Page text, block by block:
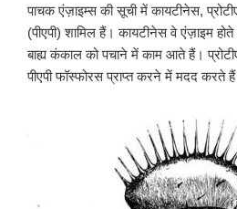
पाचक एंज़ाइम्स की सूची में कायटीनेस,
(पीएपी) शामिल हैं। कायटीनेस वे एंज़ाइम
बाह्य कंकाल को पचाने में काम आते हैं।
पीएपी फॉस्फोरस प्राप्त करने में मदद करते